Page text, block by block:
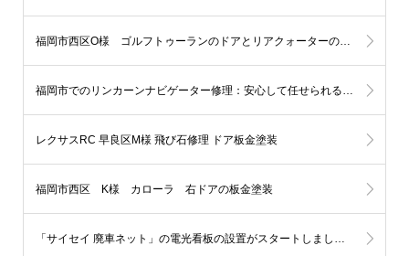
福岡市西区O様 ゴルフトゥーランのドアとリアクォーターの鈑金塗装修理
レクサスRC 早良区M様 飛び石修理 ドア板金塗装
福岡市西区 K様 カローラ 右ドアの板金塗装